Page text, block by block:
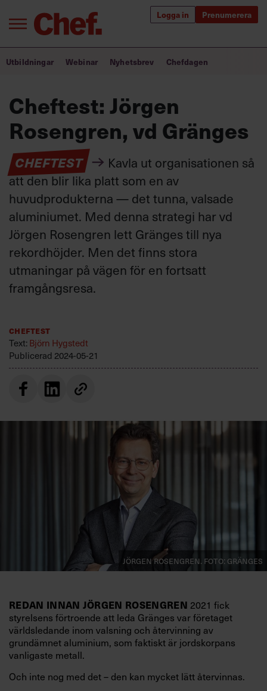
Logga in Prenumerera
Logga in
Prenumerera
Annonsera
Om oss
Kontakta oss
Kundservice
Villkor och policy för
personuppgiftsbehandling
efter:
Bra ledare förändrar världen
Utbildning för ledare
Chefakademin+
Populära utbildningar
Utbildningar Webinar Nyhetsbrev Chefdagen
Cheftest: Jörgen
Rosengren, vd Gränges
CHEFTEST
Kavla ut organisationen så
att den blir lika platt som en av
huvudprodukterna — det tunna, valsade
aluminiumet. Med denna strategi har vd
Jörgen Rosengren lett Gränges till nya
rekordhöjder. Men det finns stora
utmaningar på vägen för en fortsatt
framgångsresa.
Cheftest
Text: Björn Hygstedt
Publicerad 2024-05-21
Jörgen Rosengren. Foto: Gränges
REDAN INNAN JÖRGEN ROSENGREN 2021 fick
styrelsens förtroende att leda Gränges var företaget
världsledande inom valsning och återvinning av
grundämnet aluminium, som faktiskt är jordskorpans
vanligaste metall.
Och inte nog med det – den kan mycket lätt återvinnas.